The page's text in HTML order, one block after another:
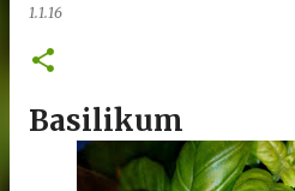
1.1.16
Basilikum